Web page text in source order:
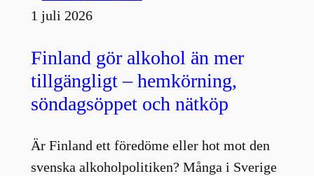
1 juli 2026
Finland gör alkohol än mer
tillgängligt – hemkörning,
söndagsöppet och nätköp
Är Finland ett föredöme eller hot mot den
svenska alkoholpolitiken? Många i Sverige